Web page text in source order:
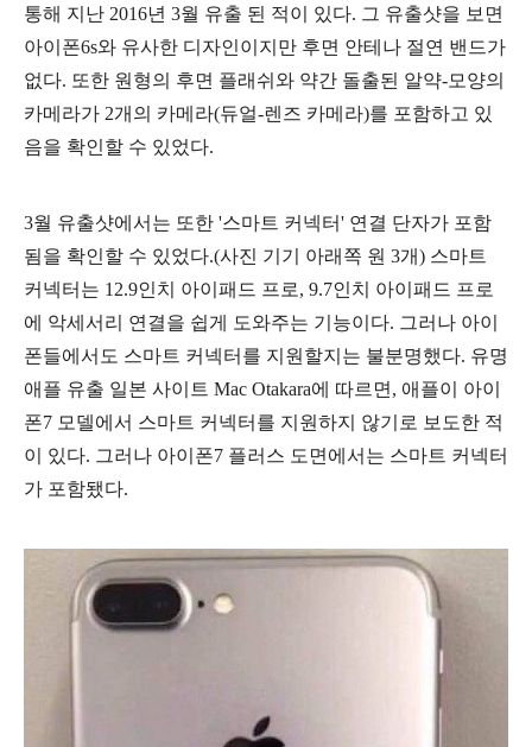
통해 지난 2016년 3월 유출 된 적이 있다. 그 유출샷을 보면
아이폰6s와 유사한 디자인이지만 후면 안테나 절연 밴드가
없다. 또한 원형의 후면 플래쉬와 약간 돌출된 알약-모양의
카메라가 2개의 카메라(듀얼-렌즈 카메라)를 포함하고 있
음을 확인할 수 있었다.
3월 유출샷에서는 또한 '스마트 커넥터' 연결 단자가 포함
됨을 확인할 수 있었다.(사진 기기 아래쪽 원 3개) 스마트
커넥터는 12.9인치 아이패드 프로, 9.7인치 아이패드 프로
에 악세서리 연결을 쉽게 도와주는 기능이다. 그러나 아이
폰들에서도 스마트 커넥터를 지원할지는 불분명했다. 유명
애플 유출 일본 사이트 Mac Otakara에 따르면, 애플이 아이
폰7 모델에서 스마트 커넥터를 지원하지 않기로 보도한 적
이 있다. 그러나 아이폰7 플러스 도면에서는 스마트 커넥터
가 포함됐다.